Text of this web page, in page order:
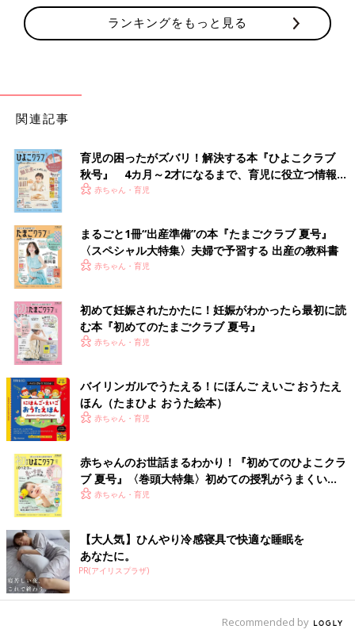
ランキングをもっと見る
関連記事
育児の困ったがズバリ！解決する本『ひよこクラブ
秋号』 4カ月～2才になるまで、育児に役立つ情報が
いっぱい！
赤ちゃん・育児
まるごと1冊“出産準備”の本『たまごクラブ 夏号』
〈スペシャル大特集〉夫婦で予習する 出産の教科書
赤ちゃん・育児
初めて妊娠されたかたに！妊娠がわかったら最初に読
む本『初めてのたまごクラブ 夏号』
赤ちゃん・育児
バイリンガルでうたえる！にほんご えいご おうたえ
ほん（たまひよ おうた絵本）
赤ちゃん・育児
赤ちゃんのお世話まるわかり！『初めてのひよこクラ
ブ 夏号』〈巻頭大特集〉初めての授乳がうまくい
く！ おっぱい・ミルクの基本と夏のトラブル 解決テ
赤ちゃん・育児
【大人気】ひんやり冷感寝具で快適な睡眠を
あなたに。
PR(アイリスプラザ)
Recommended by